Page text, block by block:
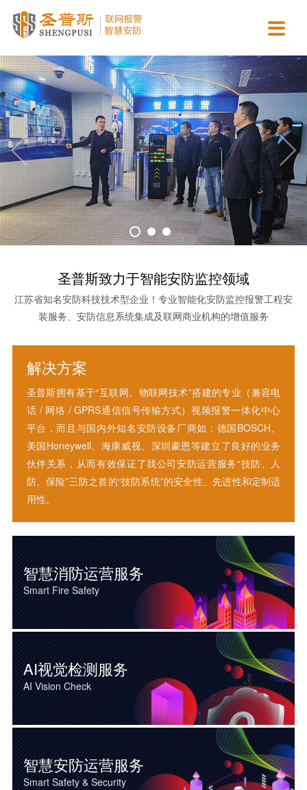
主营业务
智慧消防运营服务
AI视觉检测服务
智慧安防运营服务
智慧用电运营服务
保安派遣服务
智慧城市
智慧医疗
智慧校园
智慧金融
智慧司法
智慧公安
智慧交通
智慧市政
新闻动态
行业动态
公司新闻
常见问答
合作案例
政府机关
商业连锁
园区工厂
平安校园
资质认证
营业执照
资质证书
协会认证
专利软著
关于我们
公司简介
企业文化
团队介绍
发展历程
招贤纳士
联系我们

1 3
圣普斯致力于智能安防监控领域
江苏省知名安防科技技术型企业！专业智能化安防监控报警工程安
装服务、安防信息系统集成及联网商业机构的增值服务
解决方案
圣普斯拥有基于“互联网、物联网技术”搭建的专业（兼容电
话 / 网络 / GPRS通信信号传输方式）视频报警一体化中心
平台，而且与国内外知名安防设备厂商如：德国BOSCH、
美国Honeywell、海康威视、深圳豪恩等建立了良好的业务
伙伴关系，从而有效保证了我公司安防运营服务“技防、人
防、保险”三防之首的“技防系统”的安全性、先进性和定制适
用性。
智慧消防运营服务
Smart Fire Safety
智慧消防运营服务
7×24 小时不间断远程值守，融合“技防”+“人防”双重保障。根据市消防条例第二十四条规定，设有消防控制室的单位应当实行24小时值班制度；
AI视觉检测服务
AI Vision Check
AI视觉检测服务
依托 AI 智能算法，将现场传统被动监控模式，转变为主动预判、智能识别预警。画面实时解析、风险精准捕捉、智能过滤无效误报。
智慧安防运营服务
Smart Safety & Security